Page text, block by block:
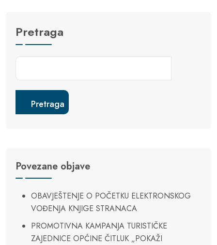
Pretraga
Pretraga
Povezane objave
OBAVJEŠTENJE O POČETKU ELEKTRONSKOG
VOĐENJA KNJIGE STRANACA
PROMOTIVNA KAMPANJA TURISTIČKE
ZAJEDNICE OPĆINE ČITLUK „POKAŽI